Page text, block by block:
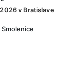
v Bratislave
Smolenice